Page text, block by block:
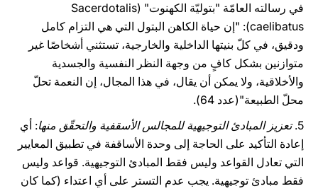
في رسالته العامّة "بتوليّة الكهنوت" (Sacerdotalis
caelibatus): "إن حياة الكاهن البتول التي هي التزام كامل
ودقيق، في كلّ بنيتها الداخلية والخارجية، تستثني أشخاصًا غير
متوازنين بشكل كافٍ من وجهة النظر النفسية والجسدية
والأخلاقية، ولا يمكن أن يقال، في هذا المجال، إن النعمة تحلّ
محلّ الطبيعة"(عدد 64).
5. تعزيز المبادئ التوجيهية للمجالس الأسقفية والتحقّق منها: أي
إعادة التأكيد على الحاجة إلى وحدة الأساقفة في تطبيق المعايير
التي تعادل القواعد وليس فقط المبادئ التوجيهية. قواعد وليس
فقط مبادئ توجيهية. يجب عدم التستر على أي اعتداء (كما كان